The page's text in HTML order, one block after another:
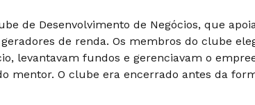
de Desenvolvimento de Negócios, que
de renda. Os membros do clube
levantavam fundos e gerenciavam o
mentor. O clube era encerrado antes da